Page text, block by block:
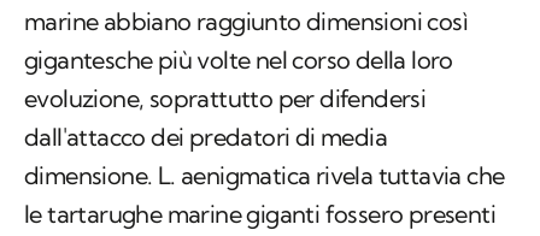
marine abbiano raggiunto dimensioni così
gigantesche più volte nel corso della loro
evoluzione, soprattutto per difendersi
dall'attacco dei predatori di media
dimensione. L. aenigmatica rivela tuttavia che
le tartarughe marine giganti fossero presenti